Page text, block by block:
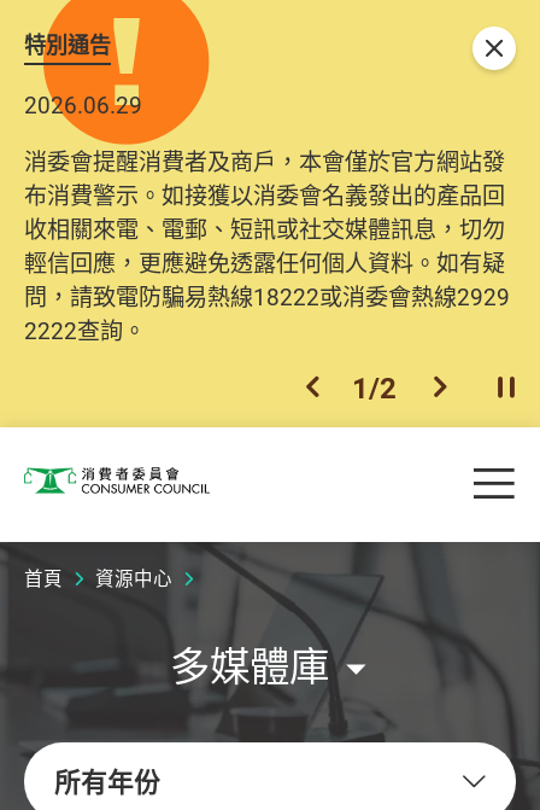
特別通告
2026.06.29
消委會提醒消費者及商戶，本會僅於官方網站發
布消費警示。如接獲以消委會名義發出的產品回
收相關來電、電郵、短訊或社交媒體訊息，切勿
輕信回應，更應避免透露任何個人資料。如有疑
問，請致電防騙易熱線18222或消委會熱線2929
2222查詢。
2025.10.31
為提升使用者體驗及網絡安全，本會的投訴處理
系統已經進行升級及推出新功能。由2025年11月
10日起，消費者需要提供基本聯絡資料（包括姓
名、電郵及電話）註冊帳戶，才可提交投訴、查
詢及建議。所有提交紀錄將清晰整合於帳戶中，
方便日後作出跟進。
上一個
2/2 下一個開
關閉
消費者委員會 目
首頁 資源中心
多媒體庫
所有年份